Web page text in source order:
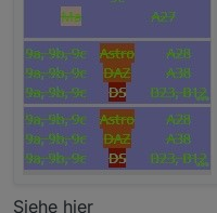
Siehe hier